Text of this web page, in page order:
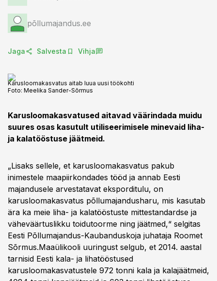
põllumajandus.ee
Jaga Salvesta Vihja
Karusloomakasvatus aitab luua uusi töökohti
Foto: Meelika Sander-Sõrmus
Karusloomakasvatused aitavad väärindada muidu
suures osas kasutult utiliseerimisele minevaid liha-
ja kalatööstuse jäätmeid.
„Lisaks sellele, et karusloomakasvatus pakub
inimestele maapiirkondades tööd ja annab Eesti
majandusele arvestatavat eksporditulu, on
karusloomakasvatus põllumajandusharu, mis kasutab
ära ka meie liha- ja kalatööstuste mittestandardse ja
väheväärtuslikku toidutoorme ning jäätmed,“ selgitas
Eesti Põllumajandus-Kaubanduskoja juhataja Roomet
Sõrmus.Maaülikooli uuringust selgub, et 2014. aastal
tarnisid Eesti kala- ja lihatööstused
karusloomakasvatustele 972 tonni kala ja kalajäätmeid,